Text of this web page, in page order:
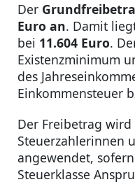
Der
Euro an. Damit
bei 11.604 Euro.
Existenzminimum
des
Einkommensteuer
Der Freibetrag
Steuerzahlerinnen
angewendet,
Steuerklasse